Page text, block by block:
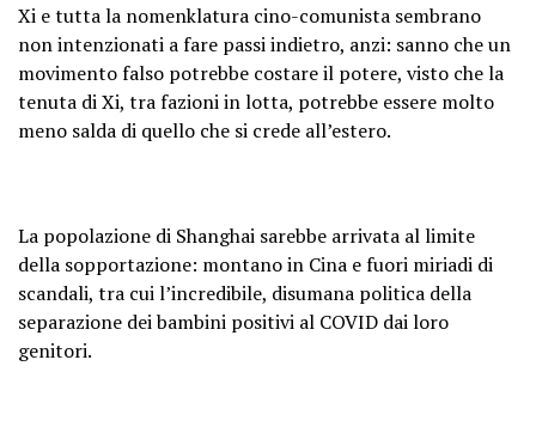
Xi e tutta la nomenklatura cino-comunista sembrano
non intenzionati a fare passi indietro, anzi: sanno che un
movimento falso potrebbe costare il potere, visto che la
tenuta di Xi, tra fazioni in lotta, potrebbe essere molto
meno salda di quello che si crede all’estero.
La popolazione di Shanghai sarebbe arrivata al limite
della sopportazione: montano in Cina e fuori miriadi di
scandali, tra cui l’incredibile, disumana politica della
separazione dei bambini positivi al COVID dai loro
genitori.